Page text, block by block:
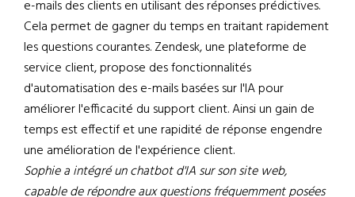
e-mails des clients en utilisant des réponses prédictives.
Cela permet de gagner du temps en traitant rapidement
les questions courantes. Zendesk, une plateforme de
service client, propose des fonctionnalités
d'automatisation des e-mails basées sur l'IA pour
améliorer l'efficacité du support client. Ainsi un gain de
temps est effectif et une rapidité de réponse engendre
une amélioration de l'expérience client.
Sophie a intégré un chatbot d'IA sur son site web,
capable de répondre aux questions fréquemment posées